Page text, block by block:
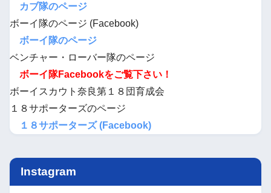
カブ隊のページ
ボーイ隊のページ (Facebook)
ボーイ隊のページ
ベンチャー・ローバー隊のページ
ボーイ隊Facebookをご覧下さい！
ボーイスカウト奈良第１８団育成会
１８サポーターズのページ
１８サポーターズ (Facebook)
Instagram